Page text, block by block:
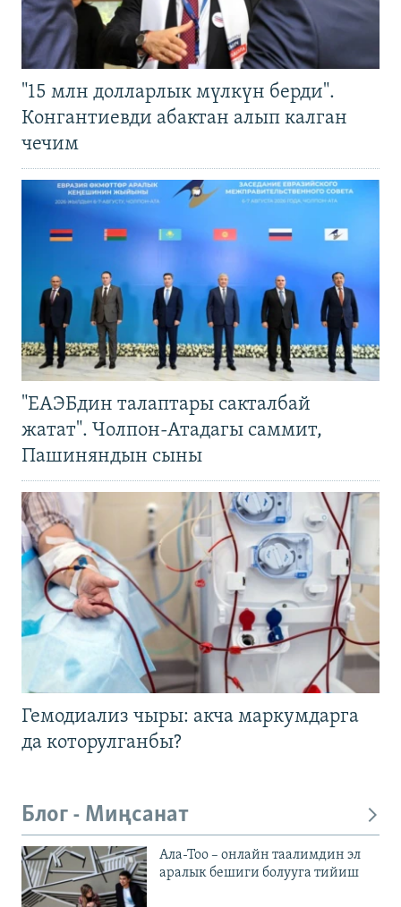
"15 млн долларлык мүлкүн берди".
Конгантиевди абактан алып калган
чечим
"ЕАЭБдин талаптары сакталбай
жатат". Чолпон-Атадагы саммит,
Пашиняндын сыны
Гемодиализ чыры: акча маркумдарга
да которулганбы?
Блог - Миңсанат
Ала-Тоо – онлайн таалимдин эл
аралык бешиги болууга тийиш